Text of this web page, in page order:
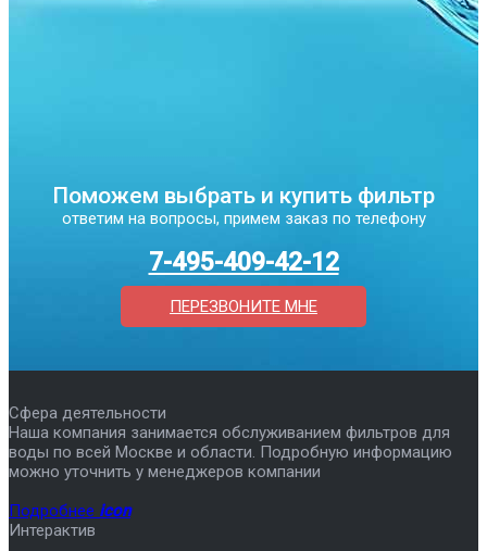
Поможем выбрать и купить фильтр
ответим на вопросы, примем заказ по телефону
7-495-409-42-12
ПЕРЕЗВОНИТЕ МНЕ
Сфера деятельности
Наша компания занимается обслуживанием фильтров для
воды по всей Москве и области. Подробную информацию
можно уточнить у менеджеров компании
Подробнее icon
Интерактив